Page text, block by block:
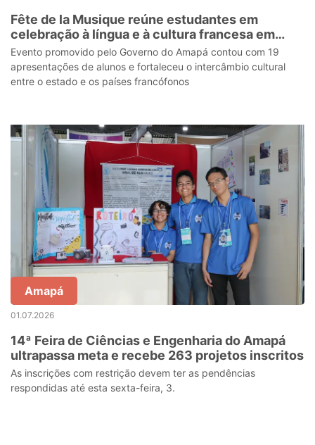
Fête de la Musique reúne estudantes em
celebração à língua e à cultura francesa em
Macapá
Evento promovido pelo Governo do Amapá contou com 19
apresentações de alunos e fortaleceu o intercâmbio cultural
entre o estado e os países francófonos
Amapá
01.07.2026
14ª Feira de Ciências e Engenharia do Amapá
ultrapassa meta e recebe 263 projetos inscritos
As inscrições com restrição devem ter as pendências
respondidas até esta sexta-feira, 3.